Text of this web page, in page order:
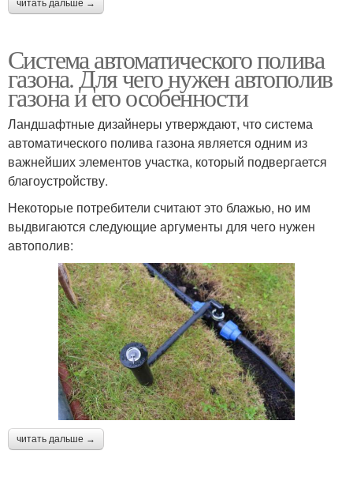
читать дальше →
Система автоматического полива
газона. Для чего нужен автополив
газона и его особенности
Ландшафтные дизайнеры утверждают, что система
автоматического полива газона является одним из
важнейших элементов участка, который подвергается
благоустройству.
Некоторые потребители считают это блажью, но им
выдвигаются следующие аргументы для чего нужен
автополив:
читать дальше →